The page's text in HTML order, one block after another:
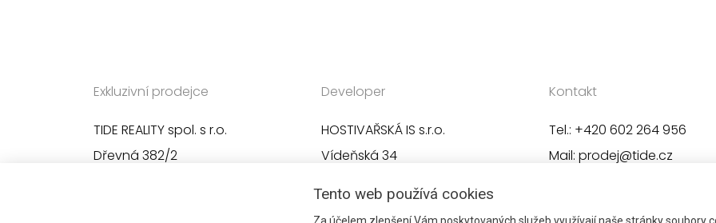
Exkluzivní prodejce
TIDE REALITY spol. s r.o.
Dřevná 382/2
Developer
HOSTIVAŘSKÁ IS s.r.o.
Vídeňská 34
Kontakt
Tel.: +420 602 264 956
Mail: prodej@tide.cz
Tento web používá cookies